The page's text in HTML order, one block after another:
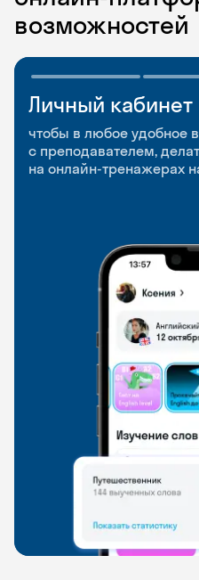
возможностей
Личный кабинет
чтобы в любое удобное
с преподавателем,
на онлайн-тренажерах
Мобильное
приложение
чтобы заниматься и
и когда удобно
Разговорные
и Talks
Групповые занятия для
и индивидуальные